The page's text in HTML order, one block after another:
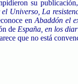
su
Universo, La
en Abaddón el
de España, en los
que no está